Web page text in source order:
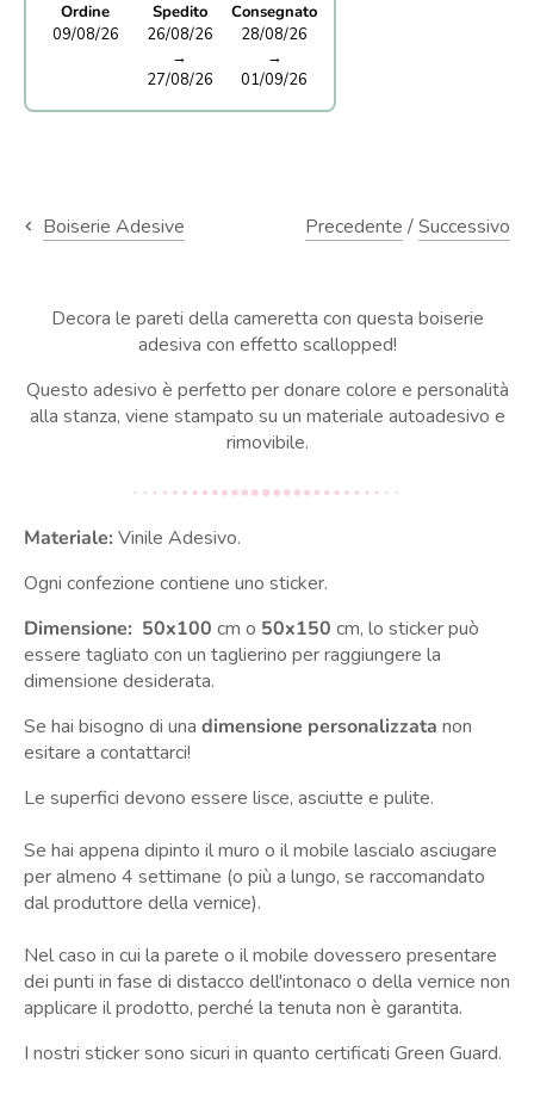
Ordine
09/08/26
Spedito
26/08/26
→
27/08/26
Consegnato
28/08/26
→
01/09/26
Boiserie Adesive Precedente /Successivo
Decora le pareti della cameretta con questa boiserie
adesiva con effetto scallopped!
Questo adesivo è perfetto per donare colore e personalità
alla stanza, viene stampato su un materiale autoadesivo e
rimovibile.
Materiale: Vinile Adesivo.
Ogni confezione contiene uno sticker.
Dimensione: 50x100 cm o 50x150 cm, lo sticker può
essere tagliato con un taglierino per raggiungere la
dimensione desiderata.
Se hai bisogno di una dimensione personalizzata non
esitare a contattarci!
Le superfici devono essere lisce, asciutte e pulite.
Se hai appena dipinto il muro o il mobile lascialo asciugare
per almeno 4 settimane (o più a lungo, se raccomandato
dal produttore della vernice).
Nel caso in cui la parete o il mobile dovessero presentare
dei punti in fase di distacco dell'intonaco o della vernice non
applicare il prodotto, perché la tenuta non è garantita.
I nostri sticker sono sicuri in quanto certificati Green Guard.